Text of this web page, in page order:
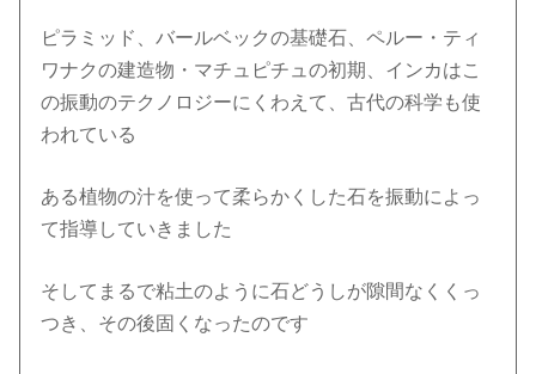
ピラミッド、バールベックの基礎石、ペルー・ティ
ワナクの建造物・マチュピチュの初期、インカはこ
の振動のテクノロジーにくわえて、古代の科学も使
われている
ある植物の汁を使って柔らかくした石を振動によっ
て指導していきました
そしてまるで粘土のように石どうしが隙間なくくっ
つき、その後固くなったのです